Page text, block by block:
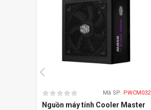
Mã SP: PWCM032
Nguồn máy tính Cooler Master